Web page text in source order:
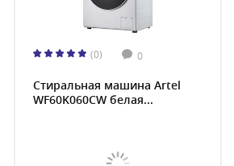
(0) 0
Стиральная машина Artel
WF60K060CW белая...